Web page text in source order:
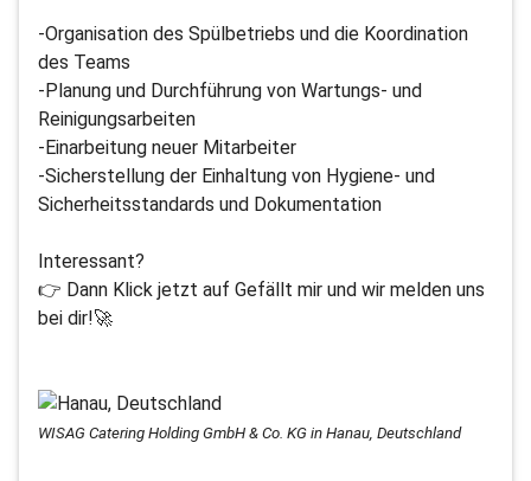
-Organisation des Spülbetriebs und die Koordination
des Teams
-Planung und Durchführung von Wartungs- und
Reinigungsarbeiten
-Einarbeitung neuer Mitarbeiter
-Sicherstellung der Einhaltung von Hygiene- und
Sicherheitsstandards und Dokumentation
Interessant?
👉 Dann Klick jetzt auf Gefällt mir und wir melden uns
bei dir!🚀
WISAG Catering Holding GmbH & Co. KG in Hanau, Deutschland